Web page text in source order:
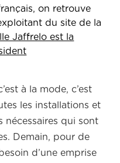
on retrouve
du site de la
Jaffrelo est la
à la mode, c’est
les installations et
nécessaires qui sont
Demain, pour de
d’une emprise